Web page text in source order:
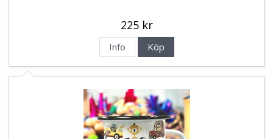
225 kr
Info Köp